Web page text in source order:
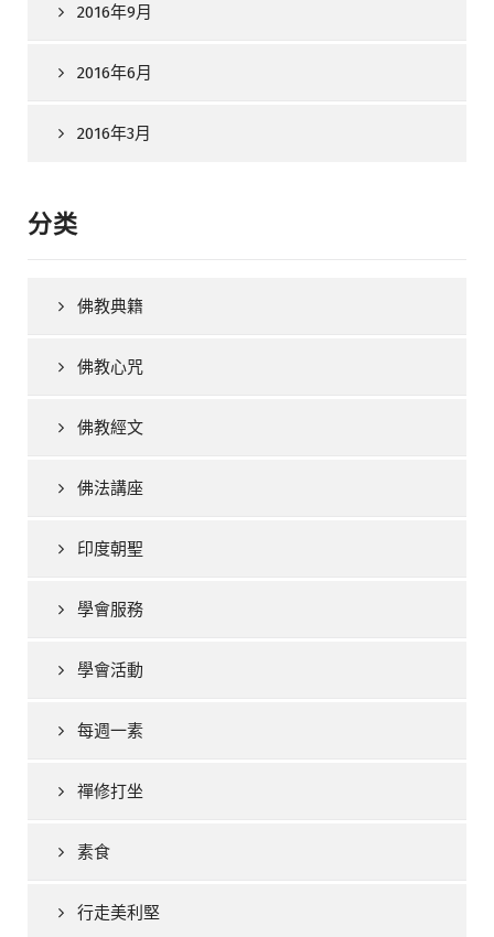
2016年9月
2016年6月
2016年3月
分类
佛教典籍
佛教心咒
佛教經文
佛法講座
印度朝聖
學會服務
學會活動
每週一素
禪修打坐
素食
行走美利堅